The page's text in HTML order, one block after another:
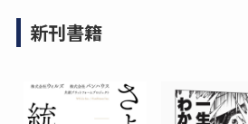
新刊書籍